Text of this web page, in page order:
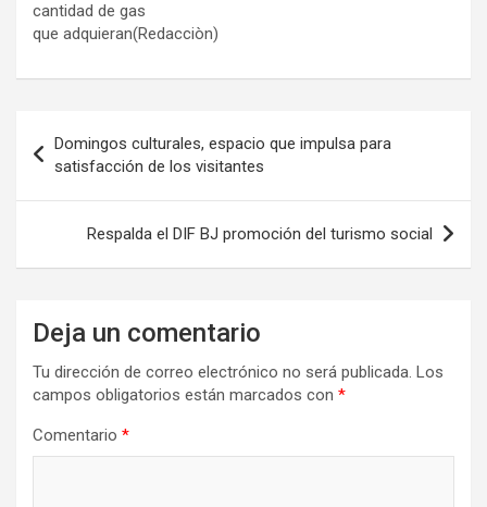
cantidad de gas
que adquieran(Redacciòn)
de
entradas
Domingos culturales, espacio que impulsa para
satisfacción de los visitantes
Respalda el DIF BJ promoción del turismo social
Deja un comentario
Tu dirección de correo electrónico no será publicada. Los
campos obligatorios están marcados con *
Comentario *